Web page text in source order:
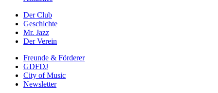
Prefooter
Der Club
Geschichte
Mr. Jazz
Der Verein
Prefooter
Freunde & Förderer
GDFDJ
City of Music
Newsletter